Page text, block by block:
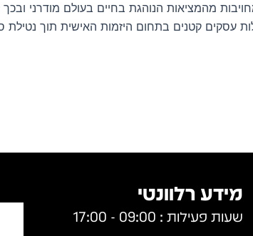
מהמציאות הנוהגת בחיים בעולם מודרני
קטנים בתחום היזמות האישית תוך נטילת
מידע רלוונטי
שעות פעילות : 09:00 - 17:00